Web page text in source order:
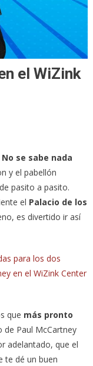
el WiZink
No se sabe nada
y el pabellón
pasito a pasito.
el Palacio de los
es divertido ir así
para los dos
en el WiZink Center
que más pronto
de Paul McCartney
adelantado, que el
te dé un buen